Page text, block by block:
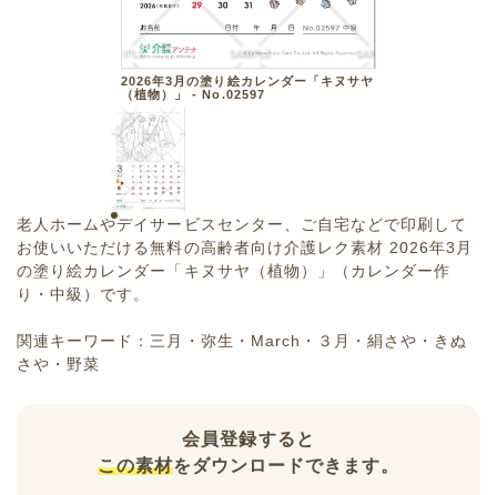
2026年3月の塗り絵カレンダー「キヌサヤ
（植物）」 - No.02597
老人ホームやデイサービスセンター、ご自宅などで印刷して
お使いいただける無料の高齢者向け介護レク素材 2026年3月
の塗り絵カレンダー「キヌサヤ（植物）」（カレンダー作
り・中級）です。
関連キーワード：三月・弥生・March・３月・絹さや・きぬ
さや・野菜
会員登録すると
この素材をダウンロードできます。